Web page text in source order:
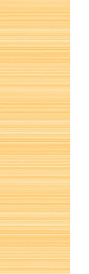
次の一手問